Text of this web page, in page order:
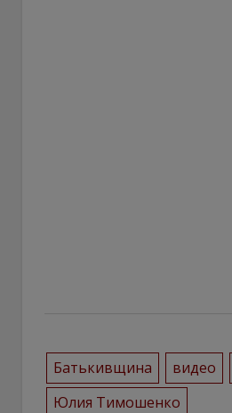
Батькивщина видео
Юлия Тимошенко